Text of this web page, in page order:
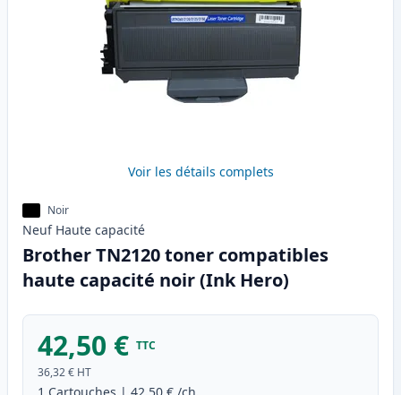
Voir les détails complets
Noir
Neuf Haute capacité
Brother TN2120 toner compatibles
haute capacité noir (Ink Hero)
42,50 € TTC
36,32 € HT